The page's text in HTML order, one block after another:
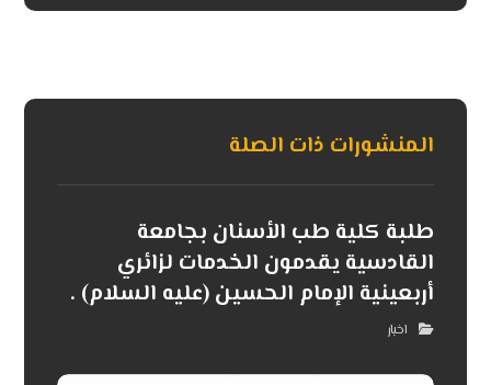
المنشورات ذات الصلة
طلبة كلية طب الأسنان بجامعة
القادسية يقدمون الخدمات لزائري
أربعينية الإمام الحسين (عليه السلام) .
اخبار